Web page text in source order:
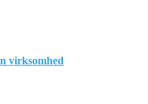
virksomhed